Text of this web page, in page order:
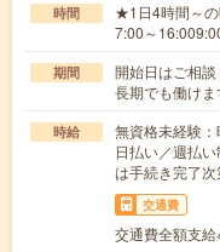
時間
★1日4時間～の
7:00～
期間
開始日はご相
長期でも働けま
時給
無資格未経験
日払い／週払
は手続き完了次
交通費
交通費全額支